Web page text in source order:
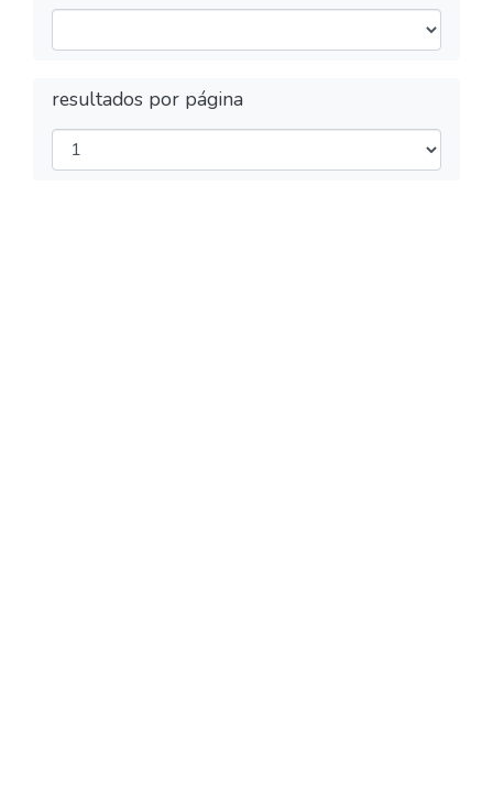
resultados por página